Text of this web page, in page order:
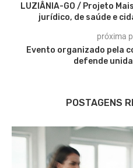
LUZIÂNIA-GO / Projeto
jurídico, de saúde e
próxima
Evento organizado pela
defende
POSTAGENS